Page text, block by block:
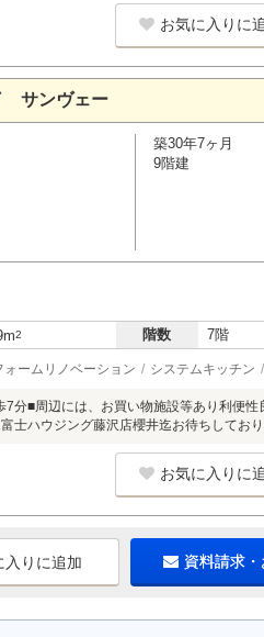
お気に入りに
サンヴェー
築30年7ヶ月
9階建
2 階数 7階
ォームリノベーション システムキッチン
7分■周辺には、お買い物施設等あり利
士ハウジング藤沢店櫻井迄お待ちしており
お気に入りに
入りに追加 資料請求